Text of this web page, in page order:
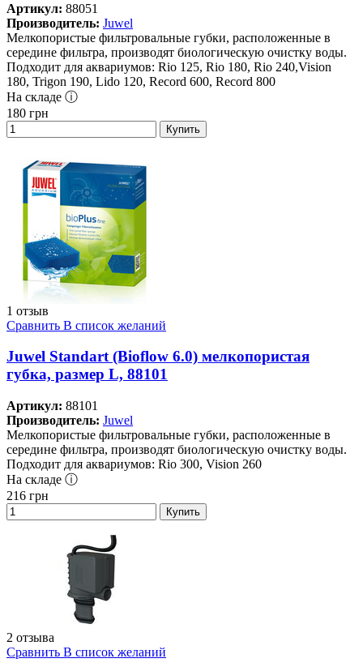
Артикул: 88051
Производитель: Juwel
Мелкопористые фильтровальные губки, расположенные в
середине фильтра, производят биологическую очистку воды.
Подходит для аквариумов: Rio 125, Rio 180, Rio 240,Vision
180, Trigon 190, Lido 120, Record 600, Record 800
На складе ⓘ
180 грн
Купить
1 отзыв
Сравнить В список желаний
Juwel Standart (Bioflow 6.0) мелкопористая
губка, размер L, 88101
Артикул: 88101
Производитель: Juwel
Мелкопористые фильтровальные губки, расположенные в
середине фильтра, производят биологическую очистку воды.
Подходит для аквариумов: Rio 300, Vision 260
На складе ⓘ
216 грн
Купить
2 отзыва
Сравнить В список желаний